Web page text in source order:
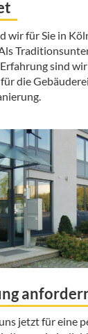
wir für Sie in
sind
die
jetzt für eine